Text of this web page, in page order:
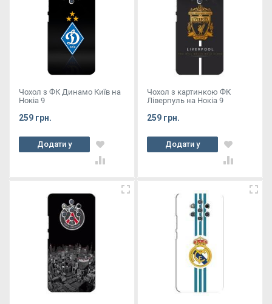
Чохол з ФК Динамо Київ на
Нокіа 9
259 грн.
Додати у
кошик
Чохол з картинкою ФК
Ліверпуль на Нокіа 9
259 грн.
Додати у
кошик